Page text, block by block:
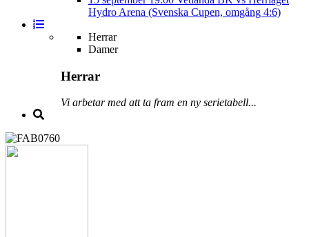
Hydro Arena (Svenska Cupen, omgång 4:6)
Herrar
Damer
Herrar
Vi arbetar med att ta fram en ny serietabell...